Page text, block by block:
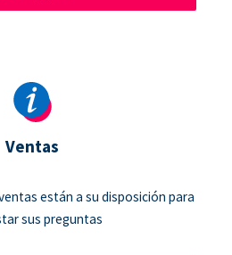
Ventas
están a su disposición para
sus preguntas